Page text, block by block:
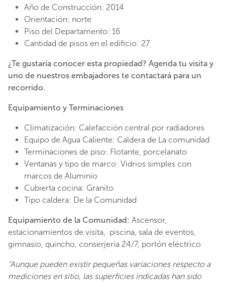
Año de Construcción: 2014
Orientación: norte
Piso del Departamento: 16
Cantidad de pisos en el edificio: 27
¿Te gustaría conocer esta propiedad? Agenda tu visita y
uno de nuestros embajadores te contactará para un
recorrido.
Equipamiento y Terminaciones
Climatización: Calefacción central por radiadores
Equipo de Agua Caliente: Caldera de La comunidad
Terminaciones de piso: Flotante, porcelanato
Ventanas y tipo de marco: Vidrios simples con
marcos de Aluminio
Cubierta cocina: Granito
Tipo caldera: De la Comunidad
Equipamiento de la Comunidad: Ascensor,
estacionamientos de visita, piscina, sala de eventos,
gimnasio, quincho, conserjería 24/7, portón eléctrico
“Aunque pueden existir pequeñas variaciones respecto a
mediciones en sitio, las superficies indicadas han sido